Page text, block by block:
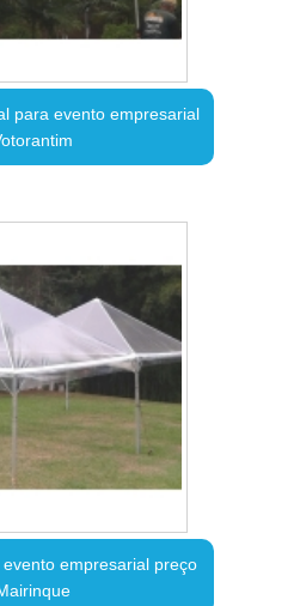
para evento empresarial
empresarial preço